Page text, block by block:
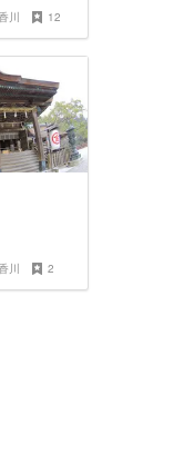
川 12
川 2